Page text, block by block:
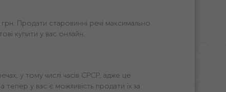
Продати старовинні речі максимально
купити у вас онлайн.
у тому числі часів СРСР, адже це
тепер у вас є можливість продати їх за